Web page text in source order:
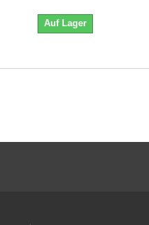
Auf Lager